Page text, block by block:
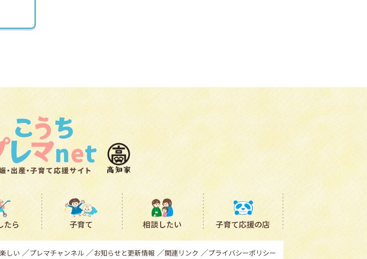
たら 子育て 相談したい 子育て応援の店
しい プレマチャンネル お知らせと更新情報 関連リンク プライバシーポリシー